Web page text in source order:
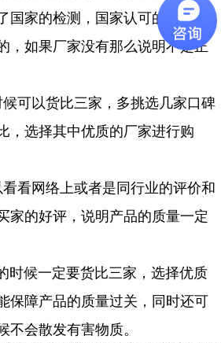
国家的检测，国家认可的品牌，
，如果厂家没有那么说明不是正
可以货比三家，多挑选几家口碑
，选择其中优质的厂家进行购
网络上或者是同行业的评价和
家的好评，说明产品的质量一定
候一定要货比三家，选择优质
保障产品的质量过关，同时还可
会散发有害物质。